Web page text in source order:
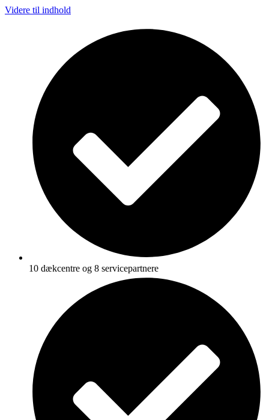
Videre til indhold
10 dækcentre og 8 servicepartnere